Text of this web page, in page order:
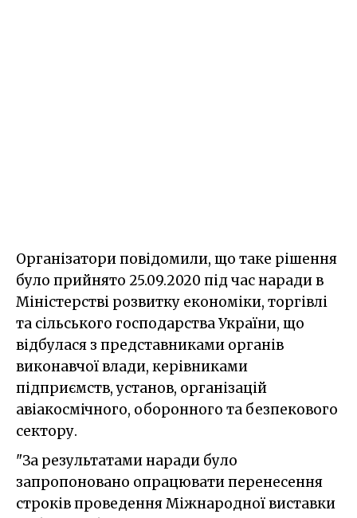
Організатори повідомили, що таке рішення
було прийнято 25.09.2020 під час наради в
Міністерстві розвитку економіки, торгівлі
та сільського господарства України, що
відбулася з представниками органів
виконавчої влади, керівниками
підприємств, установ, організацій
авіакосмічного, оборонного та безпекового
сектору.
"За результатами наради було
запропоновано опрацювати перенесення
строків проведення Міжнародної виставки